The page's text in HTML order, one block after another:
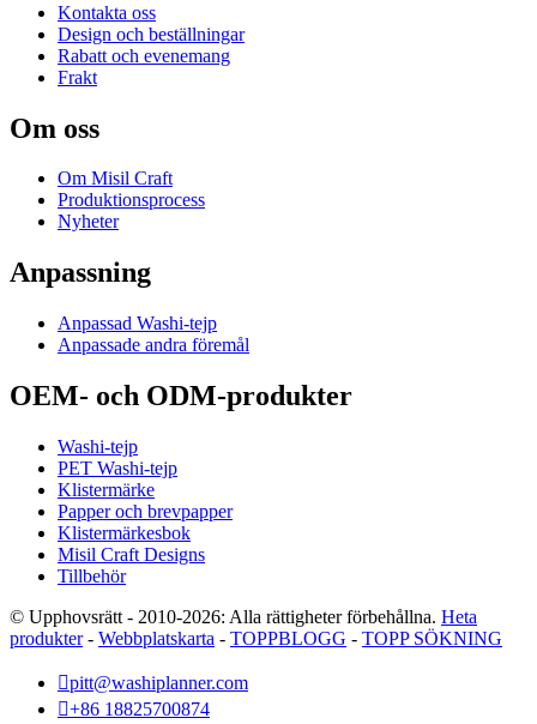
Kontakta oss
Design och beställningar
Rabatt och evenemang
Frakt
Om oss
Om Misil Craft
Produktionsprocess
Nyheter
Anpassning
Anpassad Washi-tejp
Anpassade andra föremål
OEM- och ODM-produkter
Washi-tejp
PET Washi-tejp
Klistermärke
Papper och brevpapper
Klistermärkesbok
Misil Craft Designs
Tillbehör
© Upphovsrätt - 2010-2026: Alla rättigheter förbehållna. Heta
produkter- Webbplatskarta - TOPPBLOGG - TOPP SÖKNING
pitt@washiplanner.com
+86 18825700874